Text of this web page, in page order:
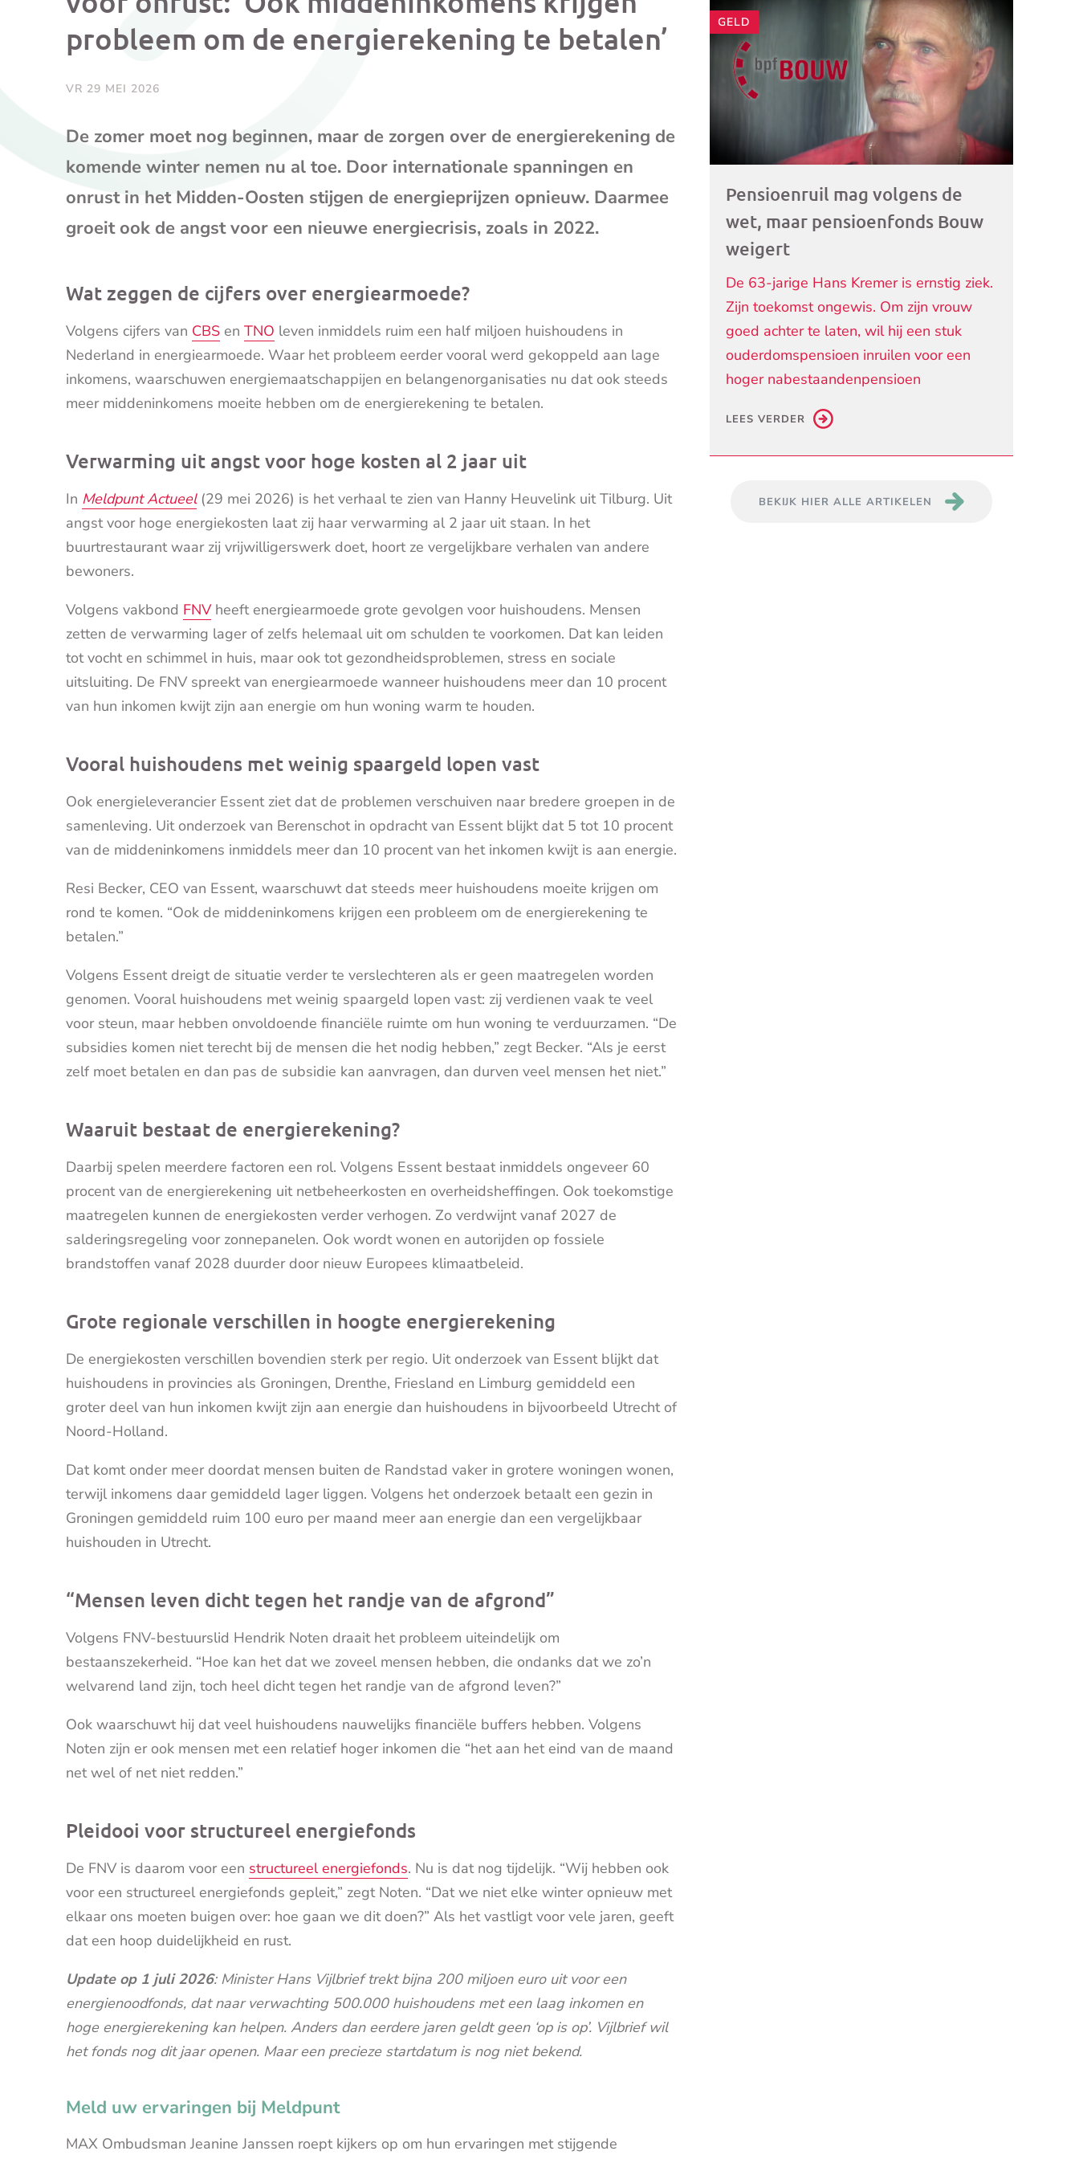
mailprogramma)
probleem om de energierekening te betalen’
VR 29 MEI 2026
De zomer moet nog beginnen, maar de zorgen over de energierekening de
komende winter nemen nu al toe. Door internationale spanningen en
onrust in het Midden-Oosten stijgen de energieprijzen opnieuw. Daarmee
groeit ook de angst voor een nieuwe energiecrisis, zoals in 2022.
Wat zeggen de cijfers over energiearmoede?
Volgens cijfers van CBS en TNO leven inmiddels ruim een half miljoen huishoudens in
Nederland in energiearmoede. Waar het probleem eerder vooral werd gekoppeld aan lage
inkomens, waarschuwen energiemaatschappijen en belangenorganisaties nu dat ook steeds
meer middeninkomens moeite hebben om de energierekening te betalen.
Verwarming uit angst voor hoge kosten al 2 jaar uit
In Meldpunt Actueel(29 mei 2026) is het verhaal te zien van Hanny Heuvelink uit Tilburg. Uit
angst voor hoge energiekosten laat zij haar verwarming al 2 jaar uit staan. In het
buurtrestaurant waar zij vrijwilligerswerk doet, hoort ze vergelijkbare verhalen van andere
bewoners.
Volgens vakbond FNVheeft energiearmoede grote gevolgen voor huishoudens. Mensen
zetten de verwarming lager of zelfs helemaal uit om schulden te voorkomen. Dat kan leiden
tot vocht en schimmel in huis, maar ook tot gezondheidsproblemen, stress en sociale
uitsluiting. De FNV spreekt van energiearmoede wanneer huishoudens meer dan 10 procent
van hun inkomen kwijt zijn aan energie om hun woning warm te houden.
Vooral huishoudens met weinig spaargeld lopen vast
Ook energieleverancier Essent ziet dat de problemen verschuiven naar bredere groepen in de
samenleving. Uit onderzoek van Berenschot in opdracht van Essent blijkt dat 5 tot 10 procent
van de middeninkomens inmiddels meer dan 10 procent van het inkomen kwijt is aan energie.
Resi Becker, CEO van Essent, waarschuwt dat steeds meer huishoudens moeite krijgen om
rond te komen. “Ook de middeninkomens krijgen een probleem om de energierekening te
betalen.”
Volgens Essent dreigt de situatie verder te verslechteren als er geen maatregelen worden
genomen. Vooral huishoudens met weinig spaargeld lopen vast: zij verdienen vaak te veel
voor steun, maar hebben onvoldoende financiële ruimte om hun woning te verduurzamen. “De
subsidies komen niet terecht bij de mensen die het nodig hebben,” zegt Becker. “Als je eerst
zelf moet betalen en dan pas de subsidie kan aanvragen, dan durven veel mensen het niet.”
Waaruit bestaat de energierekening?
Daarbij spelen meerdere factoren een rol. Volgens Essent bestaat inmiddels ongeveer 60
procent van de energierekening uit netbeheerkosten en overheidsheffingen. Ook toekomstige
maatregelen kunnen de energiekosten verder verhogen. Zo verdwijnt vanaf 2027 de
salderingsregeling voor zonnepanelen. Ook wordt wonen en autorijden op fossiele
brandstoffen vanaf 2028 duurder door nieuw Europees klimaatbeleid.
Grote regionale verschillen in hoogte energierekening
De energiekosten verschillen bovendien sterk per regio. Uit onderzoek van Essent blijkt dat
huishoudens in provincies als Groningen, Drenthe, Friesland en Limburg gemiddeld een
groter deel van hun inkomen kwijt zijn aan energie dan huishoudens in bijvoorbeeld Utrecht of
Noord-Holland.
Dat komt onder meer doordat mensen buiten de Randstad vaker in grotere woningen wonen,
terwijl inkomens daar gemiddeld lager liggen. Volgens het onderzoek betaalt een gezin in
Groningen gemiddeld ruim 100 euro per maand meer aan energie dan een vergelijkbaar
huishouden in Utrecht.
“Mensen leven dicht tegen het randje van de afgrond”
Volgens FNV-bestuurslid Hendrik Noten draait het probleem uiteindelijk om
bestaanszekerheid. “Hoe kan het dat we zoveel mensen hebben, die ondanks dat we zo’n
welvarend land zijn, toch heel dicht tegen het randje van de afgrond leven?”
Ook waarschuwt hij dat veel huishoudens nauwelijks financiële buffers hebben. Volgens
Noten zijn er ook mensen met een relatief hoger inkomen die “het aan het eind van de maand
net wel of net niet redden.”
Pleidooi voor structureel energiefonds
De FNV is daarom voor een structureel energiefonds. Nu is dat nog tijdelijk. “Wij hebben ook
voor een structureel energiefonds gepleit,” zegt Noten. “Dat we niet elke winter opnieuw met
elkaar ons moeten buigen over: hoe gaan we dit doen?” Als het vastligt voor vele jaren, geeft
dat een hoop duidelijkheid en rust.
Update op 1 juli 2026: Minister Hans Vijlbrief trekt bijna 200 miljoen euro uit voor een
energienoodfonds, dat naar verwachting 500.000 huishoudens met een laag inkomen en
hoge energierekening kan helpen. Anders dan eerdere jaren geldt geen ‘op is op’. Vijlbrief wil
het fonds nog dit jaar openen. Maar een precieze startdatum is nog niet bekend.
Meld uw ervaringen bij Meldpunt
MAX Ombudsman Jeanine Janssen roept kijkers op om hun ervaringen met stijgende
GELD
Pensioenruil mag volgens de
wet, maar pensioenfonds Bouw
weigert
De 63-jarige Hans Kremer is ernstig ziek.
Zijn toekomst ongewis. Om zijn vrouw
goed achter te laten, wil hij een stuk
ouderdomspensioen inruilen voor een
hoger nabestaandenpensioen
LEES VERDER
BEKIJK HIER ALLE ARTIKELEN